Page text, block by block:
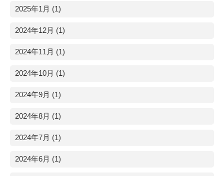
2025年1月 (1)
2024年12月 (1)
2024年11月 (1)
2024年10月 (1)
2024年9月 (1)
2024年8月 (1)
2024年7月 (1)
2024年6月 (1)